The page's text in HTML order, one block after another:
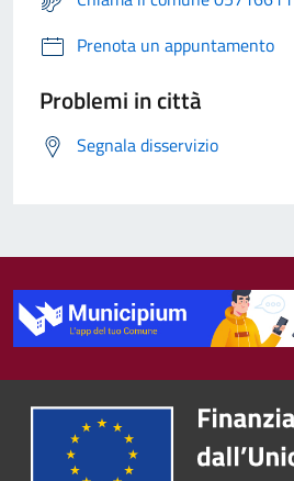
Prenota un appuntamento
Problemi in città
Segnala disservizio